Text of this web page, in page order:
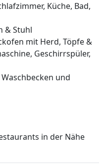
Küche, Bad,
& Stuhl
mit Herd, Töpfe &
Geschirrspüler,
und
in der Nähe